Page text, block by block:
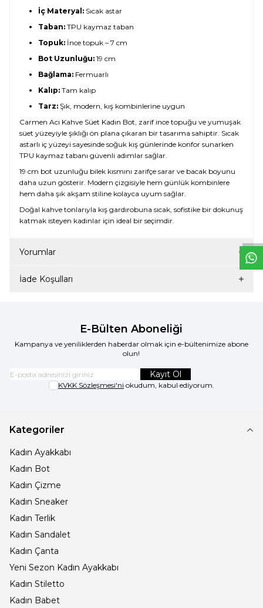
İç Materyal: Sıcak astar
Taban: TPU kaymaz taban
Topuk: İnce topuk – 7 cm
Bot Uzunluğu: 19 cm
Bağlama: Fermuarlı
Kalıp: Tam kalıp
Tarz: Şık, modern, kış kombinlerine uygun
Carmen Acı Kahve Süet Kadın Bot, zarif ince topuğu ve yumuşak
süet yüzeyiyle şıklığı ön plana çıkaran bir tasarıma sahiptir. Sıcak
astarlı iç yüzeyi sayesinde soğuk kış günlerinde konfor sunarken
TPU kaymaz tabanı güvenli adımlar sağlar.
19 cm bot uzunluğu bilek kısmını zarifçe sarar ve bacak boyunu
daha uzun gösterir. Modern çizgisiyle hem günlük kombinlere
hem daha şık akşam stiline kolayca uyum sağlar.
Doğal kahve tonlarıyla kış gardırobuna sıcak, sofistike bir dokunuş
katmak isteyen kadınlar için ideal bir seçimdir.
Yorumlar
İade Koşulları
E-Bülten Aboneliği
Kampanya ve yeniliklerden haberdar olmak için e-bültenimize abone
olun!
Kayıt Ol
KVKK Sözleşmesi'ni okudum, kabul ediyorum.
Kategoriler
Kadın Ayakkabı
Kadın Bot
Kadın Çizme
Kadın Sneaker
Kadın Terlik
Kadın Sandalet
Kadın Çanta
Yeni Sezon Kadın Ayakkabı
Kadın Stiletto
Kadın Babet